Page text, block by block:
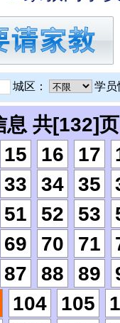
城区： 学员
息 共[132]
15 16 17
33 34 35
51 52 53
69 70 71
87 88 89
104 105